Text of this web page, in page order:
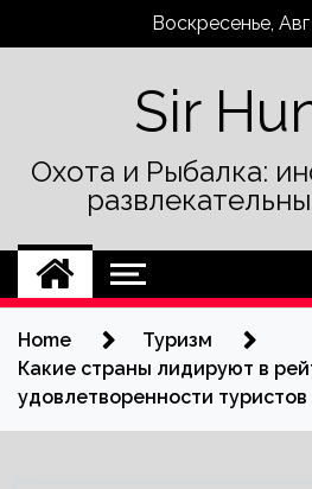
Воскресенье,
Sir
Охота и Рыбалка:
Home
Туризм
Какие страны лидируют в
удовлетворенности туристов